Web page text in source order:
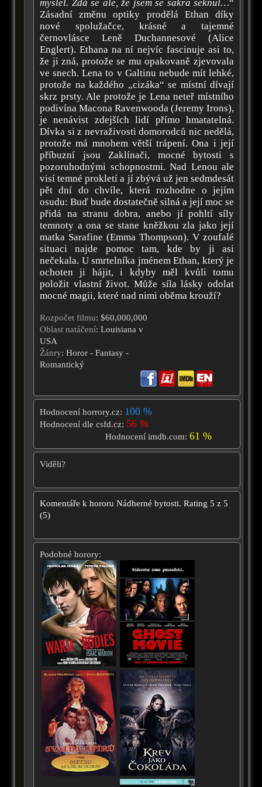
myslel. Zdá se ale, že jsem se sakra seknul…“
Zásadní změnu optiky prodělá Ethan díky
nové spolužačce, krásné a tajemné
černovlásce Leně Duchannesové (Alice
Englert). Ethana na ní nejvíc fascinuje asi to,
že ji zná, protože se mu opakovaně zjevovala
ve snech. Lena to v Galtinu nebude mít lehké,
protože na každého „cizáka“ se místní dívají
skrz prsty. Ale protože je Lena neteř místního
podivína Macona Ravenwooda (Jeremy Irons),
je nenávist zdejších lidí přímo hmatatelná.
Dívka si z nevraživosti domorodců nic nedělá,
protože má mnohem větší trápení. Ona i její
příbuzní jsou Zaklínači, mocné bytosti s
pozoruhodnými schopnostmi. Nad Lenou ale
visí temné prokletí a jí zbývá už jen sedmdesát
pět dní do chvíle, která rozhodne o jejím
osudu: Buď bude dostatečně silná a její moc se
přidá na stranu dobra, anebo jí pohltí síly
temnoty a ona se stane kněžkou zla jako její
matka Sarafine (Emma Thompson). V zoufalé
situaci najde pomoc tam, kde by ji asi
nečekala. U smrtelníka jménem Ethan, který je
ochoten ji hájit, i kdyby měl kvůli tomu
položit vlastní život. Může síla lásky odolat
mocné magii, které nad nimi oběma krouží?
Rozpočet filmu: $60,000,000
Oblast natáčení: Louisiana v
USA
Žánry: Horor - Fantasy -
Romantický
Hodnocení horrory.cz: 100 %
Hodnocení dle csfd.cz: 56 %
Hodnocení imdb.com:61 %
Viděli?
Komentáře k hororu Nádherné bytosti. Rating 5 z 5
(5)
Podobné horory: